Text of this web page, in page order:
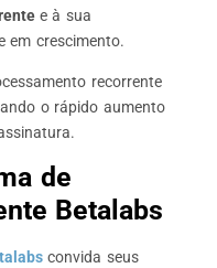
e à sua
em crescimento.
recorrente
o rápido aumento
de
Betalabs
convida seus